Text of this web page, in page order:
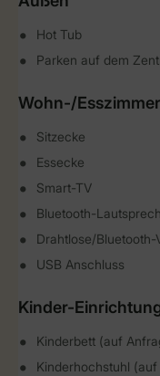
Hot Tub
Parken auf dem
Wohn-/Esszimmer
Sitzecke
Essecke
Smart-TV
Bluetooth-
Drahtlose/Bluetooth-
USB Anschluss
Kinder-
Kinderbett (auf
Kinderhochstuhl